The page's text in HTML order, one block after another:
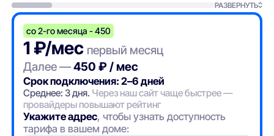
РАЗВЕРНУТЬ
со 2-го месяца - 450
1 ₽/мес первый месяц
Далее —450 ₽ / мес
Срок подключения: 2–6 дней
Среднее: 3 дня. Через наш сайт чаще быстрее —
провайдеры повышают рейтинг
Укажите адрес, чтобы узнать доступность
тарифа в вашем доме: